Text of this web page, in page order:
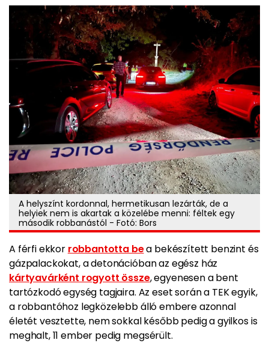
A helyszínt kordonnal, hermetikusan lezárták, de a
helyiek nem is akartak a közelébe menni: féltek egy
második robbanástól - Fotó: Bors
A férfi ekkor robbantotta bea bekészített benzint és
gázpalackokat, a detonációban az egész ház
kártyavárként rogyott össze, egyenesen a bent
tartózkodó egység tagjaira. Az eset során a TEK egyik,
a robbantóhoz legközelebb álló embere azonnal
életét vesztette, nem sokkal később pedig a gyilkos is
meghalt, 11 ember pedig megsérült.